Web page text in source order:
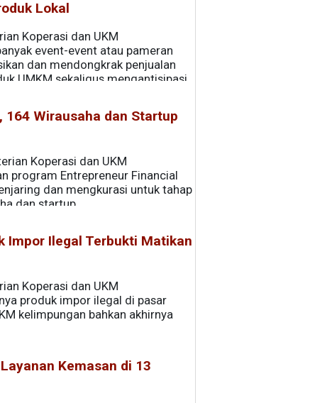
Lokal
Koperasi dan UKM
event-event atau pameran
dan mendongkrak penjualan
UMKM sekaligus mengantisipasi
164 Wirausaha dan Startup
Koperasi dan UKM
program Entrepreneur Financial
dan mengkurasi untuk tahap
dan startup.
Impor Ilegal Terbukti Matikan
Koperasi dan UKM
produk impor ilegal di pasar
kelimpungan bahkan akhirnya
Kemasan di 13